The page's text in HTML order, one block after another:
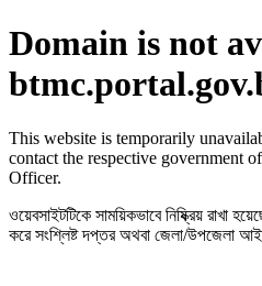
Domain is not
This website is temporarily
contact the respective government
Officer.
ওয়েবসাইটটিকে সাময়িকভাবে নিষ্ক্রিয় রাখা
করে সংশ্লিষ্ট দপ্তর অথবা জেলা/উপজেলা